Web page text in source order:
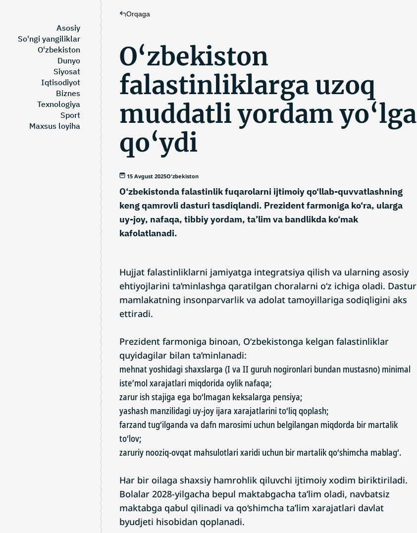
Asosiy
So'ngi yangiliklar
O'zbekiston
Dunyo
Siyosat
Iqtisodiyot
Biznes
Texnologiya
Sport
Maxsus loyiha
Orqaga
O‘zbekiston
falastinliklarga uzoq
muddatli yordam yo‘lga
qo‘ydi
15 Avgust 2025O'zbekiston
O‘zbekistonda falastinlik fuqarolarni ijtimoiy qo‘llab-quvvatlashning
keng qamrovli dasturi tasdiqlandi. Prezident farmoniga ko‘ra, ularga
uy-joy, nafaqa, tibbiy yordam, ta’lim va bandlikda ko‘mak
kafolatlanadi.
Hujjat falastinliklarni jamiyatga integratsiya qilish va ularning asosiy
ehtiyojlarini ta’minlashga qaratilgan choralarni o‘z ichiga oladi. Dastur
mamlakatning insonparvarlik va adolat tamoyillariga sodiqligini aks
ettiradi.
Prezident farmoniga binoan, O‘zbekistonga kelgan falastinliklar
quyidagilar bilan ta’minlanadi:
mehnat yoshidagi shaxslarga (I va II guruh nogironlari bundan mustasno) minimal
iste’mol xarajatlari miqdorida oylik nafaqa;
zarur ish stajiga ega bo‘lmagan keksalarga pensiya;
yashash manzilidagi uy-joy ijara xarajatlarini to‘liq qoplash;
farzand tug‘ilganda va dafn marosimi uchun belgilangan miqdorda bir martalik
to‘lov;
zaruriy nooziq-ovqat mahsulotlari xaridi uchun bir martalik qo‘shimcha mablag‘.
Har bir oilaga shaxsiy hamrohlik qiluvchi ijtimoiy xodim biriktiriladi.
Bolalar 2028-yilgacha bepul maktabgacha ta’lim oladi, navbatsiz
maktabga qabul qilinadi va qo‘shimcha ta’lim xarajatlari davlat
byudjeti hisobidan qoplanadi.